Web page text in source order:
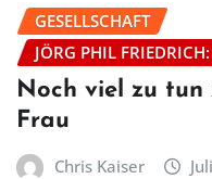
GESELLSCHAFT
JÖRG PHIL
Noch viel zu tun
Frau
Chris Kaiser